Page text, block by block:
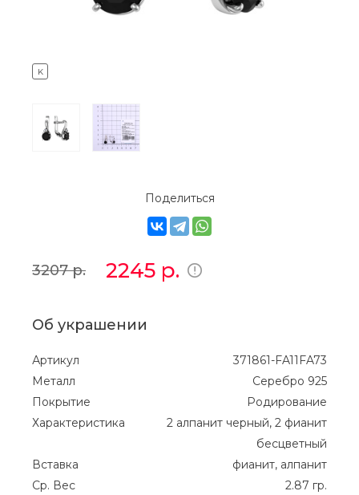
K
Поделиться
3207р. 2245 р.
Об украшении
Артикул
371861-FA11FA73
Металл
Серебро 925
Покрытие
Родирование
Характеристика
2 алпанит черный, 2 фианит
бесцветный
Вставка
фианит, алпанит
Ср. Вес
2.87 гр.